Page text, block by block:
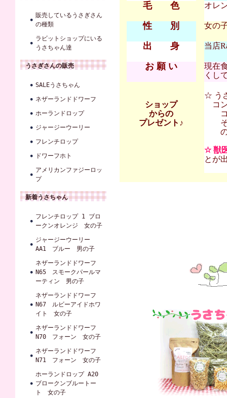
販売しているうさぎさん
の種類
ラビットショップにいる
うさちゃん達
うさぎさんの販売
SALEうさちゃん
ネザーランドドワーフ
ホーランドロップ
ジャージーウーリー
フレンチロップ
ドワーフホト
アメリカンファジーロッ
プ
新着うさちゃん
フレンチロップ 1 ブロ
ークンオレンジ 女の子
ジャージーウーリー
AA1 ブルー 男の子
ネザーランドドワーフ
N65 スモークパールマ
ーティン 男の子
ネザーランドドワーフ
N67 ルビーアイドホワ
イト 女の子
ネザーランドドワーフ
N70 フォーン 女の子
ネザーランドドワーフ
N71 フォーン 女の子
ホーランドロップ A20
ブロークンブルートー
ト 女の子
毛 色 オレ
性 別 女の
出 身 当店
お 願 い
現在
くし
ショップ
からの
プレゼント♪
☆ う
コ
コ
そ
の
☆ 獣
とが